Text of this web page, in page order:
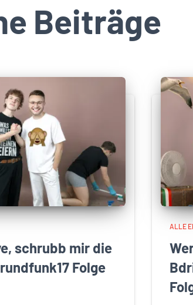
Beiträge
schrubb mir die
Folge
ALLE